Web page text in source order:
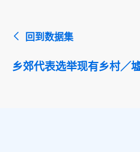
回到数据集
乡郊代表选举现有乡村／